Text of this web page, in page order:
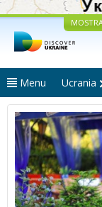
Menu Ucrania